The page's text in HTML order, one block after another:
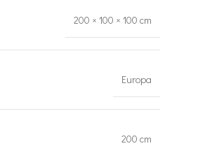
200 × 100 × 100 cm
Europa
200 cm